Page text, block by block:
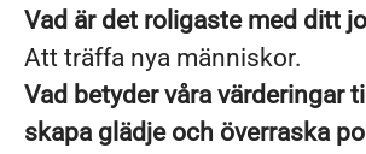
Vad är det roligaste med ditt
Att träffa nya människor.
Vad betyder våra värderingar
skapa glädje och överraska